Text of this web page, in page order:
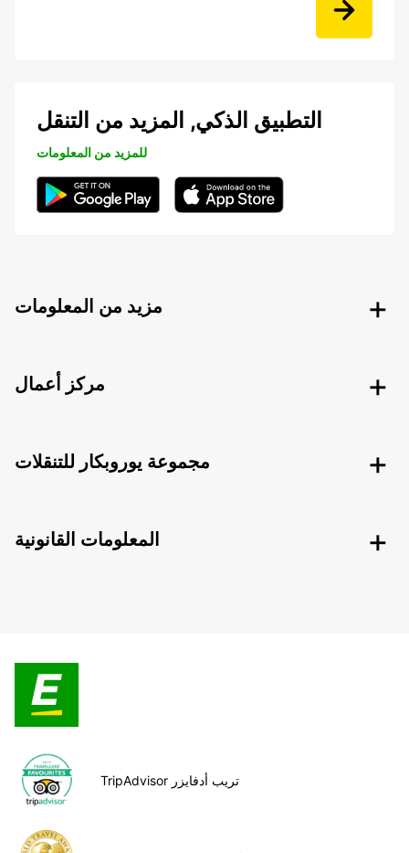
التطبيق الذكي, المزيد من التنقل
للمزيد من المعلومات
مزيد من المعلومات
مركز أعمال
مجموعة يوروبكار للتنقلات
المعلومات القانونية
TripAdvisor تريب أدفايزر